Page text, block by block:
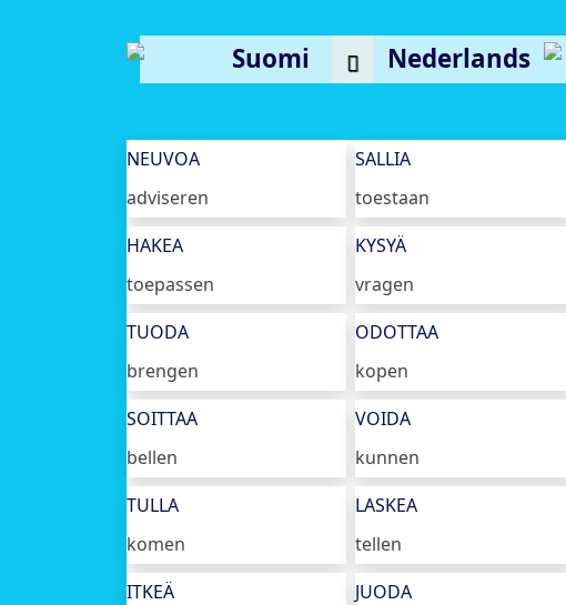
Suomi Nederlands
NEUVOA
adviseren
SALLIA
toestaan
HAKEA
toepassen
KYSYÄ
vragen
TUODA
brengen
ODOTTAA
kopen
SOITTAA
bellen
VOIDA
kunnen
TULLA
komen
LASKEA
tellen
ITKEÄ
JUODA